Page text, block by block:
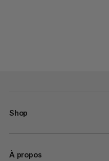
Shop
À propos